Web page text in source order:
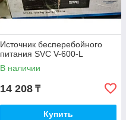
Источник бесперебойного
питания SVC V-600-L
В наличии
14 208 ₸
Купить